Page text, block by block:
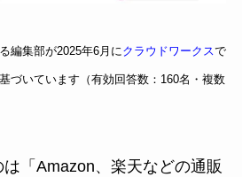
編集部が2025年6月にクラウドワークスで
づいています（有効回答数：160名・複数
「Amazon、楽天などの通販